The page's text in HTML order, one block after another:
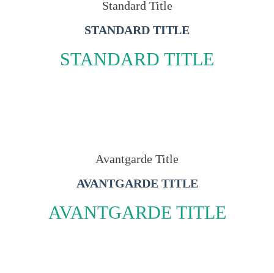
Standard Title
STANDARD TITLE
STANDARD TITLE
Avantgarde Title
AVANTGARDE TITLE
AVANTGARDE TITLE